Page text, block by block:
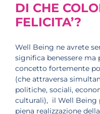
DI CHE
FELICITA’?
Well Being ne avrete
significa benessere ma
concetto fortemente
(che attraversa
politiche, sociali,
culturali), il Well Being
piena realizzazione